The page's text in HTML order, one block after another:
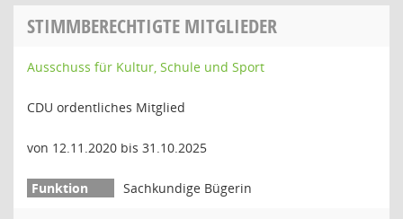
STIMMBERECHTIGTE MITGLIEDER
Ausschuss für Kultur, Schule und Sport
CDU ordentliches Mitglied
von 12.11.2020 bis 31.10.2025
Sachkundige Bügerin